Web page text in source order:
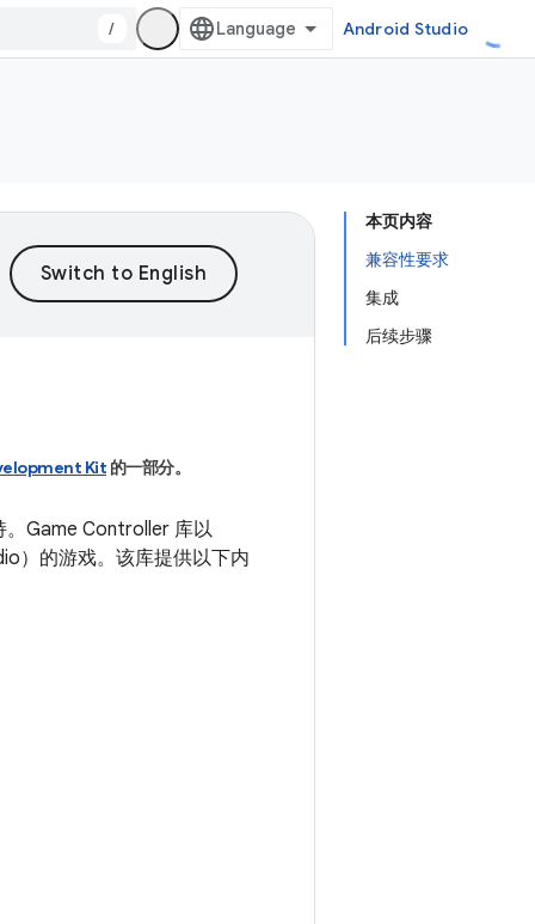
/ Android Studio
本页内容
兼容性要求
集成
后续步骤
Kit 的一部分。
。Game Controller 库以
）的游戏。该库提供以下内